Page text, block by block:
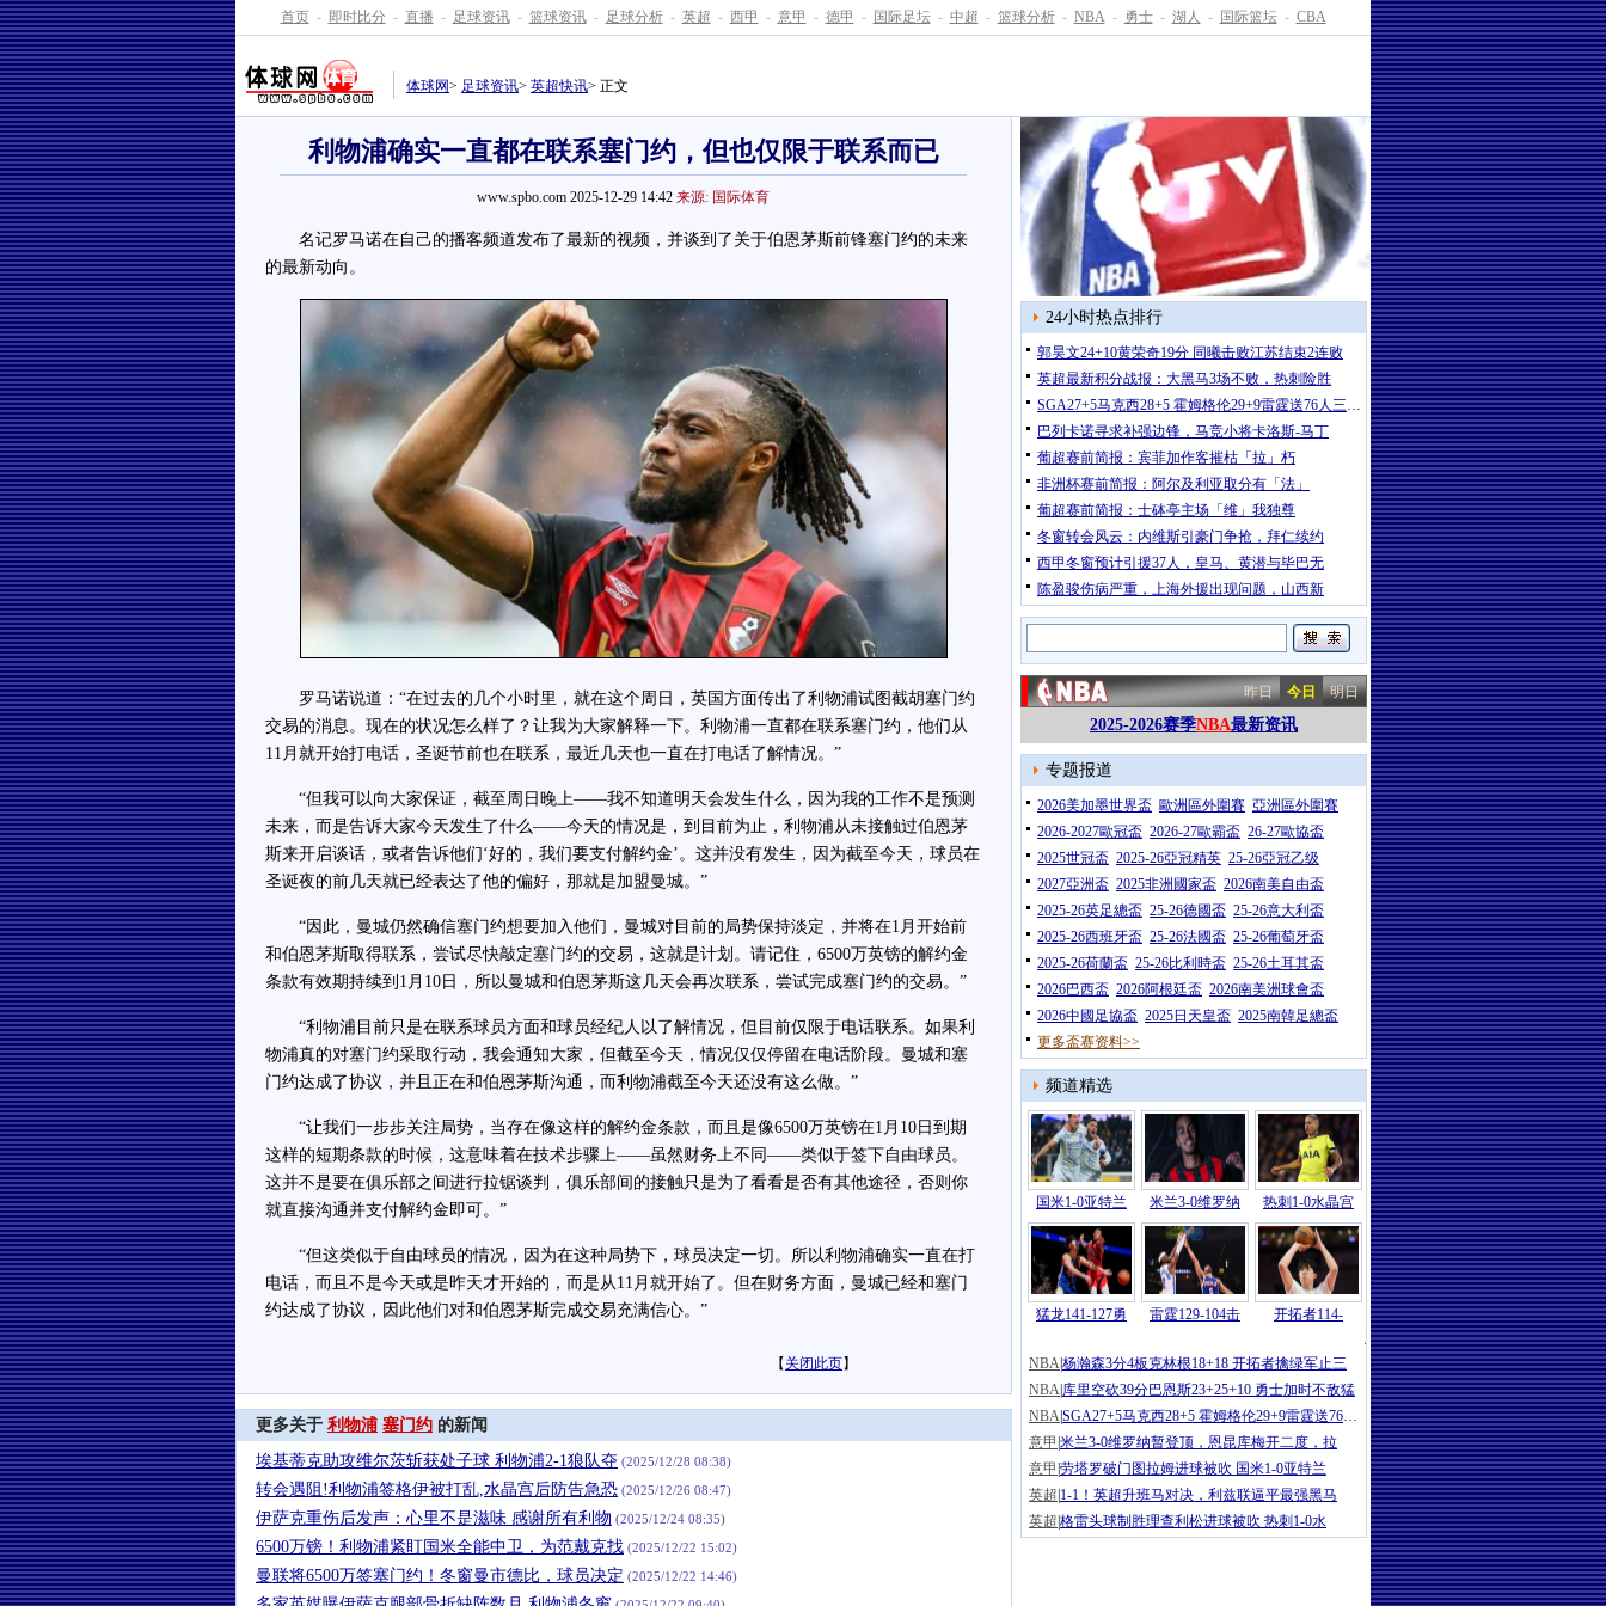
首页 - 即时比分 - 直播 - 足球资讯 - 篮球资讯 - 足球分析 - 英超 - 西甲 - 意甲 - 德甲 - 国际足坛 - 中超 - 篮球分析 - NBA - 勇士 - 湖人 - 国际篮坛 - CBA
体球网> 足球资讯> 英超快讯> 正文
利物浦确实一直都在联系塞门约，但也仅限于联系而已
www.spbo.com 2025-12-29 14:42 来源: 国际体育
名记罗马诺在自己的播客频道发布了最新的视频，并谈到了关于伯恩茅斯前锋塞门约的未来
的最新动向。
罗马诺说道：“在过去的几个小时里，就在这个周日，英国方面传出了利物浦试图截胡塞门约
交易的消息。现在的状况怎么样了？让我为大家解释一下。利物浦一直都在联系塞门约，他们从
11月就开始打电话，圣诞节前也在联系，最近几天也一直在打电话了解情况。”
“但我可以向大家保证，截至周日晚上——我不知道明天会发生什么，因为我的工作不是预测
未来，而是告诉大家今天发生了什么——今天的情况是，到目前为止，利物浦从未接触过伯恩茅
斯来开启谈话，或者告诉他们‘好的，我们要支付解约金’。这并没有发生，因为截至今天，球员在
圣诞夜的前几天就已经表达了他的偏好，那就是加盟曼城。”
“因此，曼城仍然确信塞门约想要加入他们，曼城对目前的局势保持淡定，并将在1月开始前
和伯恩茅斯取得联系，尝试尽快敲定塞门约的交易，这就是计划。请记住，6500万英镑的解约金
条款有效期持续到1月10日，所以曼城和伯恩茅斯这几天会再次联系，尝试完成塞门约的交易。”
“利物浦目前只是在联系球员方面和球员经纪人以了解情况，但目前仅限于电话联系。如果利
物浦真的对塞门约采取行动，我会通知大家，但截至今天，情况仅仅停留在电话阶段。曼城和塞
门约达成了协议，并且正在和伯恩茅斯沟通，而利物浦截至今天还没有这么做。”
“让我们一步步关注局势，当存在像这样的解约金条款，而且是像6500万英镑在1月10日到期
这样的短期条款的时候，这意味着在技术步骤上——虽然财务上不同——类似于签下自由球员。
这并不是要在俱乐部之间进行拉锯谈判，俱乐部间的接触只是为了看看是否有其他途径，否则你
就直接沟通并支付解约金即可。”
“但这类似于自由球员的情况，因为在这种局势下，球员决定一切。所以利物浦确实一直在打
电话，而且不是今天或是昨天才开始的，而是从11月就开始了。但在财务方面，曼城已经和塞门
约达成了协议，因此他们对和伯恩茅斯完成交易充满信心。”
【 关闭此页】
更多关于 利物浦 塞门约 的新闻
埃基蒂克助攻维尔茨斩获处子球 利物浦2-1狼队夺 (2025/12/28 08:38)
转会遇阻!利物浦签格伊被打乱,水晶宫后防告急恐 (2025/12/26 08:47)
伊萨克重伤后发声：心里不是滋味 感谢所有利物 (2025/12/24 08:35)
6500万镑！利物浦紧盯国米全能中卫，为范戴克找 (2025/12/22 15:02)
曼联将6500万签塞门约！冬窗曼市德比，球员决定 (2025/12/22 14:46)
24小时热点排行
郭昊文24+10黄荣奇19分 同曦击败江苏结束2连败
英超最新积分战报：大黑马3场不败，热刺险胜
SGA27+5马克西28+5 霍姆格伦29+9雷霆送76人三连败
巴列卡诺寻求补强边锋，马竞小将卡洛斯-马丁
葡超赛前简报：宾菲加作客摧枯「拉」朽
非洲杯赛前简报：阿尔及利亚取分有「法」
葡超赛前简报：士砵亭主场「维」我独尊
冬窗转会风云：内维斯引豪门争抢，拜仁续约
西甲冬窗预计引援37人，皇马、黄潜与毕巴无
陈盈骏伤病严重，上海外援出现问题，山西新
昨日 今日 明日
2025-2026赛季NBA最新资讯
专题报道
2026美加墨世界盃 歐洲區外圍賽 亞洲區外圍賽
2026-2027歐冠盃 2026-27歐霸盃 26-27歐協盃
2025世冠盃 2025-26亞冠精英 25-26亞冠乙级
2027亞洲盃 2025非洲國家盃 2026南美自由盃
2025-26英足總盃 25-26德國盃 25-26意大利盃
2025-26西班牙盃 25-26法國盃 25-26葡萄牙盃
2025-26荷蘭盃 25-26比利時盃 25-26土耳其盃
2026巴西盃 2026阿根廷盃 2026南美洲球會盃
2026中國足協盃 2025日天皇盃 2025南韓足總盃
更多盃赛资料>>
频道精选
国米1-0亚特兰 米兰3-0维罗纳 热刺1-0水晶宫
猛龙141-127勇 雷霆129-104击
开拓者114-
NBA |奇才7人上双击退灰熊，萨尔新
NBA杨瀚森3分4板克林根18+18 开拓者擒绿军止三
NBA 库里空砍39分巴恩斯23+25+10 勇士加时不敌猛
NBASGA27+5马克西28+5 霍姆格伦29+9雷霆送76人三连
意甲 米兰3-0维罗纳暂登顶，恩昆库梅开二度，拉
意甲 劳塔罗破门图拉姆进球被吹 国米1-0亚特兰
英超 1-1！英超升班马对决，利兹联逼平最强黑马
英超 格雷头球制胜理查利松进球被吹 热刺1-0水